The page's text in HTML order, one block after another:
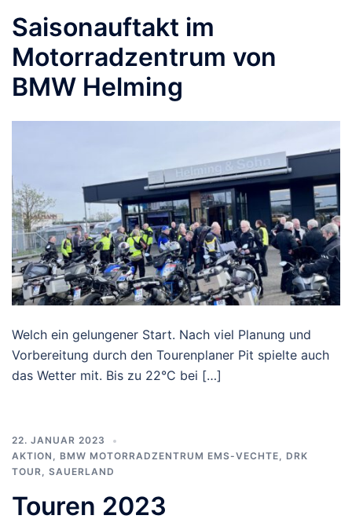
Saisonauftakt im
Motorradzentrum von
BMW Helming
Welch ein gelungener Start. Nach viel Planung und
Vorbereitung durch den Tourenplaner Pit spielte auch
das Wetter mit. Bis zu 22°C bei […]
22. JANUAR 2023
AKTION , BMW MOTORRADZENTRUM EMS-VECHTE, DRK
TOUR, SAUERLAND
Touren 2023